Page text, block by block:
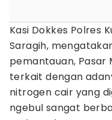
Kasi Dokkes Polres
Saragih,
pemantauan, Pasar
terkait dengan
nitrogen cair yang
ngebul sangat